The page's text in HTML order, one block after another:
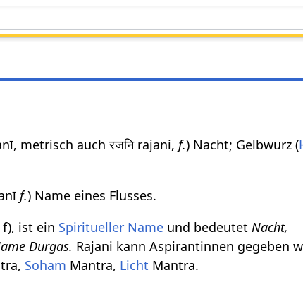
metrisch auch रजनि rajani, f.) Nacht; Gelbwurz (
f.) Name eines Flusses.
f), ist ein Spiritueller Name und bedeutet Nacht,
Durgas. Rajani kann Aspirantinnen gegeben
Soham Mantra, Licht Mantra.